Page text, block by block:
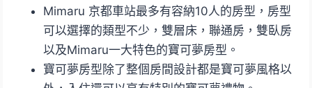
Mimaru 京都車站最多有容納10人的房型，房型
可以選擇的類型不少，雙層床，聯通房，雙臥房
以及Mimaru一大特色的寶可夢房型。
寶可夢房型除了整個房間設計都是寶可夢風格以